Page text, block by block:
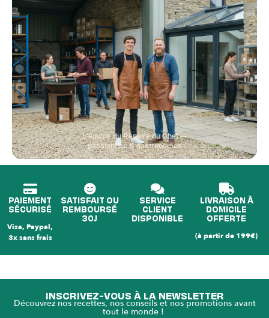
L'équipe du Repaire du Chef —
passionnés & gastronomes
PAIEMENT
SÉCURISÉ
Visa, Paypal,
3x sans frais
SATISFAIT OU
REMBOURSÉ
30J
SERVICE
CLIENT
DISPONIBLE
LIVRAISON À
DOMICILE
OFFERTE
(à partir de 199€)
INSCRIVEZ-VOUS À LA NEWSLETTER
Découvrez nos recettes, nos conseils et nos promotions avant
tout le monde !